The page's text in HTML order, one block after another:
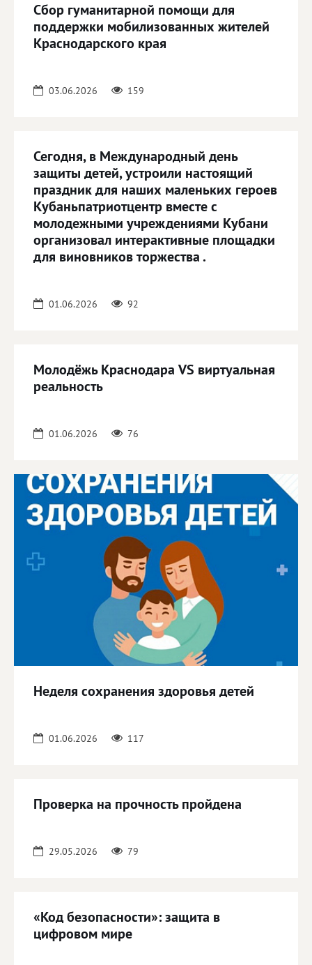
Сбор гуманитарной помощи для
поддержки мобилизованных жителей
Краснодарского края
03.06.2026 159
Сегодня, в Международный день
защиты детей, устроили настоящий
праздник для наших маленьких героев
Кубаньпатриотцентр вместе с
молодежными учреждениями Кубани
организовал интерактивные площадки
для виновников торжества .
01.06.2026 92
Молодёжь Краснодара VS виртуальная
реальность
01.06.2026 76
Неделя сохранения здоровья детей
01.06.2026 117
Проверка на прочность пройдена
29.05.2026 79
«Код безопасности»: защита в
цифровом мире